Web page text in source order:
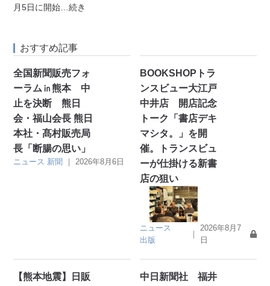
月5日に開始…続き
おすすめ記事
全国新聞販売フォ
ーラム㏌熊本 中
止を決断 熊日
会・福山会長 熊日
本社・髙村販売局
長「断腸の思い」
ニュース 新聞 ｜2026年8月6日
BOOKSHOPトラ
ンスビュー大江戸
中井店 開店記念
トーク「書店デキ
マシタ。」を開
催。トランスビュ
ーが仕掛ける新書
店の狙い
ニュース
出版
｜
2026年8月7
日
【熊本地震】日販
中日新聞社 福井